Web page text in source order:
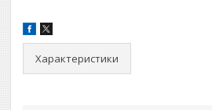
Характеристики